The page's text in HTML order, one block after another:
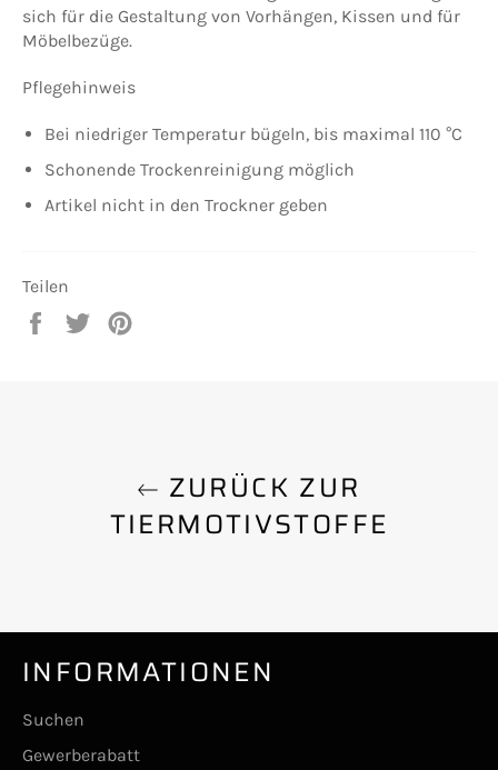
sich für die Gestaltung von Vorhängen, Kissen und für
Möbelbezüge.
Pflegehinweis
Bei niedriger Temperatur bügeln, bis maximal 110 °C
Schonende Trockenreinigung möglich
Artikel nicht in den Trockner geben
Teilen
Auf
Auf
ZURÜCK ZUR
TIERMOTIVSTOFFE
INFORMATIONEN
Suchen
Gewerberabatt